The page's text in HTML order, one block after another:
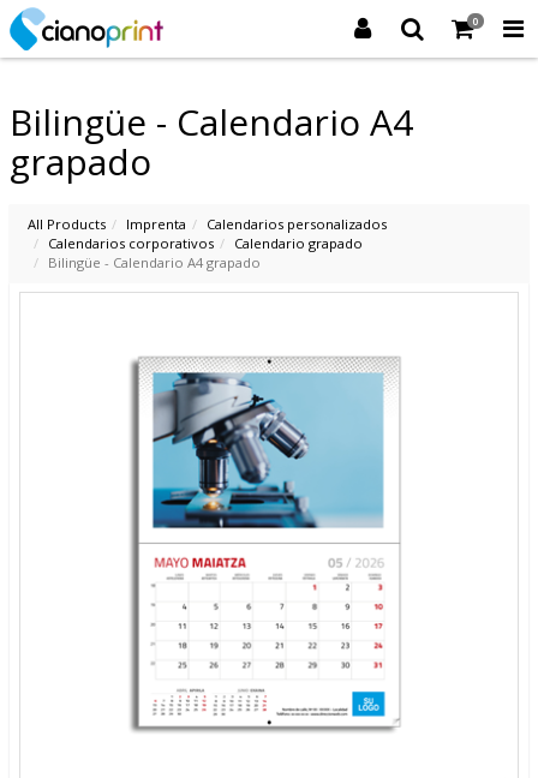
0
Bilingüe - Calendario A4
grapado
All Products Imprenta
Calendarios personalizados
Calendarios corporativos
Calendario grapado
Bilingüe - Calendario A4 grapado